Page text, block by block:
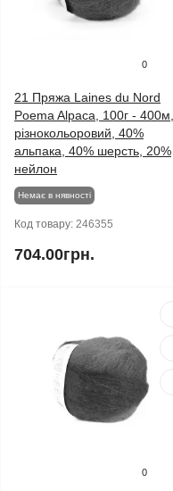
0
21 Пряжа Laines du Nord
Poema Alpaca, 100г - 400м,
різнокольоровий, 40%
альпака, 40% шерсть, 20%
нейлон
Немає в нявності
Код товару: 246355
704.00грн.
0